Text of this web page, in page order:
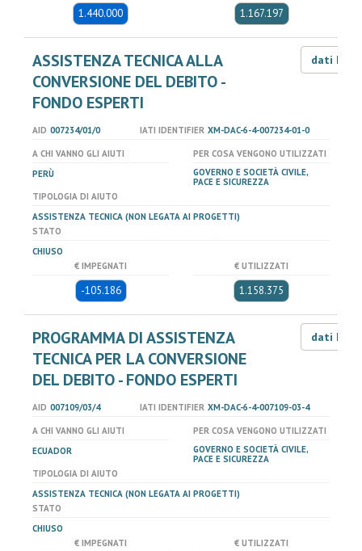
1.440.000 1.167.197
ASSISTENZA TECNICA ALLA
CONVERSIONE DEL DEBITO -
FONDO ESPERTI
dati LOD
AID 007234/01/0 IATI IDENTIFIER XM-DAC-6-4-007234-01-0
A CHI VANNO GLI AIUTI
PERÙ
PER COSA VENGONO UTILIZZATI
GOVERNO E SOCIETÀ CIVILE,
PACE E SICUREZZA
TIPOLOGIA DI AIUTO
ASSISTENZA TECNICA (NON LEGATA AI PROGETTI)
STATO
CHIUSO
€ IMPEGNATI
-105.186
€ UTILIZZATI
1.158.375
PROGRAMMA DI ASSISTENZA
TECNICA PER LA CONVERSIONE
DEL DEBITO - FONDO ESPERTI
dati LOD
AID 007109/03/4 IATI IDENTIFIER XM-DAC-6-4-007109-03-4
A CHI VANNO GLI AIUTI
ECUADOR
PER COSA VENGONO UTILIZZATI
GOVERNO E SOCIETÀ CIVILE,
PACE E SICUREZZA
TIPOLOGIA DI AIUTO
ASSISTENZA TECNICA (NON LEGATA AI PROGETTI)
STATO
CHIUSO
€ IMPEGNATI
€ UTILIZZATI